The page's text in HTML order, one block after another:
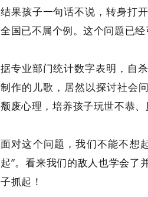
结果孩子一句话不说，转身打
全国已不属个例。这个问题已经
据专业部门统计数字表明，自
制作的儿歌，居然以探讨社会
颓废心理，培养孩子玩世不恭、
面对这个问题，我们不能不想
起”。看来我们的敌人也学会了
子抓起！